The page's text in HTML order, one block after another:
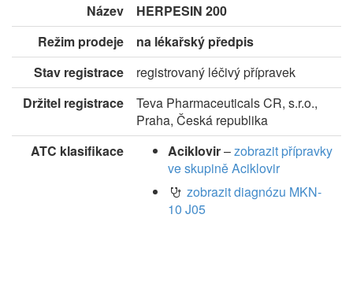
Název
HERPESIN 200
Režim prodeje
na lékařský předpis
Stav registrace
registrovaný léčivý přípravek
Držitel registrace
Teva Pharmaceuticals CR, s.r.o.,
Praha, Česká republika
ATC klasifikace
Aciklovir–zobrazit přípravky
ve skupině Aciklovir
zobrazit diagnózu MKN-
10 J05